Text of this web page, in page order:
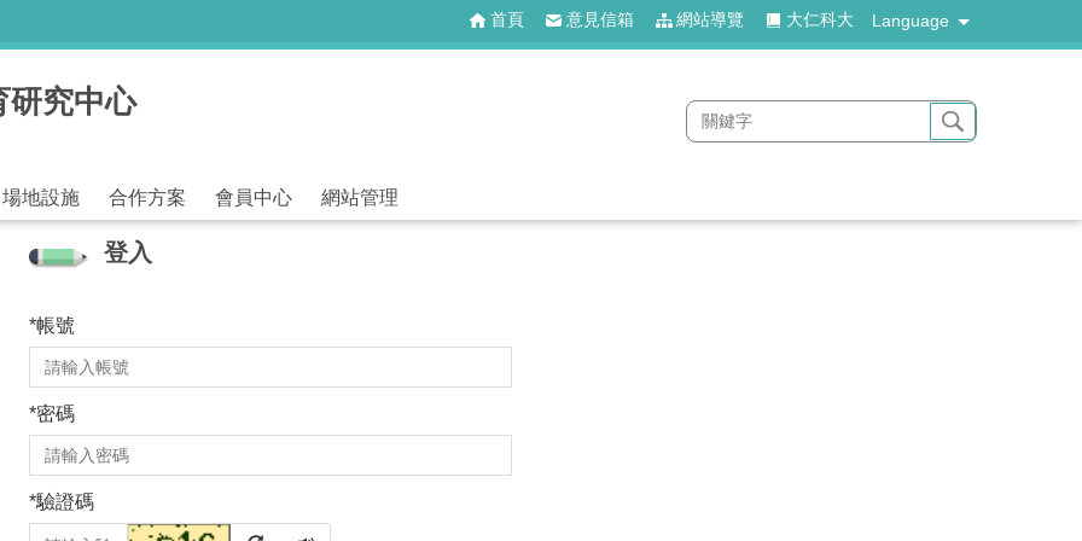
研究中心
首頁 意見信箱 網站導覽 大仁科大 Language
場地設施 合作方案 會員中心 網站管理
登入
*帳號
*密碼
*驗證碼